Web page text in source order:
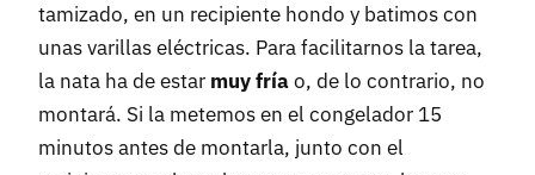
tamizado, en un recipiente hondo y batimos con
unas varillas eléctricas. Para facilitarnos la tarea,
la nata ha de estar muy fríao, de lo contrario, no
montará. Si la metemos en el congelador 15
minutos antes de montarla, junto con el